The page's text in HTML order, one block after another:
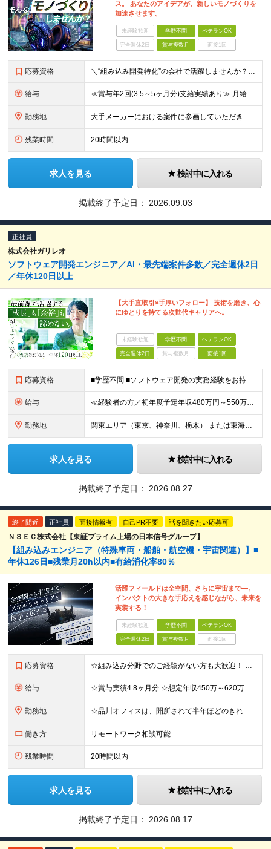
ス。 あなたのアイデアが、新しいモノづくりを
加速させます。
未経験歓迎 学歴不問 ベテランOK
完全週休2日 賞与複数月 面接1回
応募資格 ＼“組み込み開発特化”の会社で活躍しませんか？／ ◆組み込み系システムの開発経験 ◆学歴不問 ＜こんな方をお待ちしてます！＞ ◎モノづくりを突き詰めていきたい職人気質の方 ◎指示待ちではなく、主体的
給与 ≪賞与年2回(3.5～5ヶ月分)支給実績あり≫ 月給35万円～45万円＋賞与年2回＋交通費(月5万円まで)＋資格取得支援・手当あり＋時間外手当(100％支給) ※経験・知識・技術などを最大限考慮した
勤務地 大手メーカーにおける案件に参画していただきます！ 当社メンバーがメインとなっているチームに配属されるので、ご安心ください。 もちろん、希望もしっかりと考慮します。 ■東京本社、大阪事務所、および東京
残業時間 20時間以内
求人を見る 検討中に入れる
掲載終了予定日： 2026.09.03
正社員
株式会社ガリレオ
ソフトウェア開発エンジニア／AI・最先端案件多数／完全週休2日
／年休120日以上
【大手直取引×手厚いフォロー】 技術を磨き、心
にゆとりを持てる次世代キャリアへ。
未経験歓迎 学歴不問 ベテランOK
完全週休2日 賞与複数月 面接1回
応募資格 ■学歴不問 ■ソフトウェア開発の実務経験をお持ちの方（目安として1年以上を想定しています） ≪こんな方はぜひご応募ください≫ ・トレンドの最新技術（AIやPythonなど）に挑戦し、スキルアップした
給与 ≪経験者の方／初年度予定年収480万円～550万円≫ ■月給25万～41万円＋時間外手当（全額）＋交通費（全額） ★開発経験を5年以上お持ちの方は、月給35万円～の採用も可能です。 ※経験・能
勤務地 関東エリア（東京、神奈川、栃木） または東海エリア（愛知、静岡、三重、岐阜）の各プロジェクト先。 ＜本社＞ 愛知県名古屋市中区錦一丁目6番36号 N.A.Pビル5階 ※転勤はありません。希望エリ
求人を見る 検討中に入れる
掲載終了予定日： 2026.08.27
終了間近 正社員 面接情報有 自己PR不要 話を聞きたい応募可
ＮＳＥＣ株式会社【東証プライム上場の日本信号グループ】
【組み込みエンジニア（特殊車両・船舶・航空機・宇宙関連）】■
年休126日■残業月20h以内■有給消化率80％
活躍フィールドは全空間、さらに宇宙まで―。
インパクトの大きな手応えを感じながら、未来を
実装する！
未経験歓迎 学歴不問 ベテランOK
完全週休2日 賞与複数月 面接1回
応募資格 ☆組み込み分野でのご経験がない方も大歓迎！ これまで使用した言語、経験を活かしていただけます。 ■学歴不問 ■開発エンジニアとしての実務経験をお持ちの方（年数・分野不問）
給与 ☆賞与実績4.8ヶ月分 ☆想定年収450万～620万円 月給27万～37万円 ※経験・スキルなどを考慮し、決定します ※残業代全額支給 ※試用期間3ヶ月あり（期間中の待遇・雇用形態に差異はありませ
勤務地 ☆品川オフィスは、開所されて半年ほどのきれいな新オフィス！ 品川または相模原のオフィスにてご勤務いただきます。勤務地は希望を考慮して決定します。 ■オフィスFAST（品川） ※2025年12月開所
働き方 リモートワーク相談可能
残業時間 20時間以内
求人を見る 検討中に入れる
掲載終了予定日： 2026.08.17